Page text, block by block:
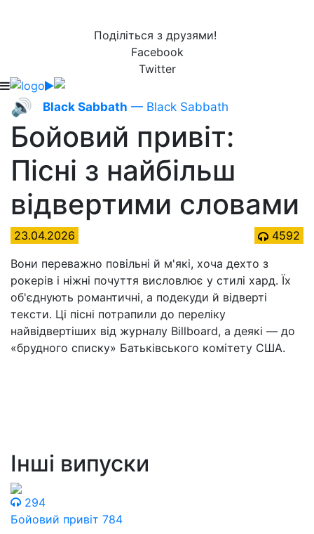
Поділіться з друзями!
Facebook
Twitter
🔊 Black Sabbath — Black Sabbath
Бойовий привіт:
Пісні з найбільш
відвертими словами
23.04.2026
4592
Вони переважно повільні й м'які, хоча дехто з
рокерів і ніжні почуття висловлює у стилі хард. Їх
об'єднують романтичні, а подекуди й відверті
тексти. Ці пісні потрапили до переліку
найвідвертіших від журналу Billboard, а деякі — до
«брудного списку» Батьківського комітету США.
Інші випуски
294
Бойовий привіт 784